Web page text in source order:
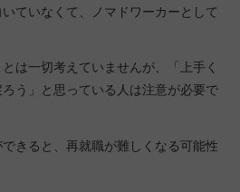
ていなくて、ノマドワーカーとして
は一切考えていませんが、「上手く
う」と思っている人は注意が必要で
きると、再就職が難しくなる可能性